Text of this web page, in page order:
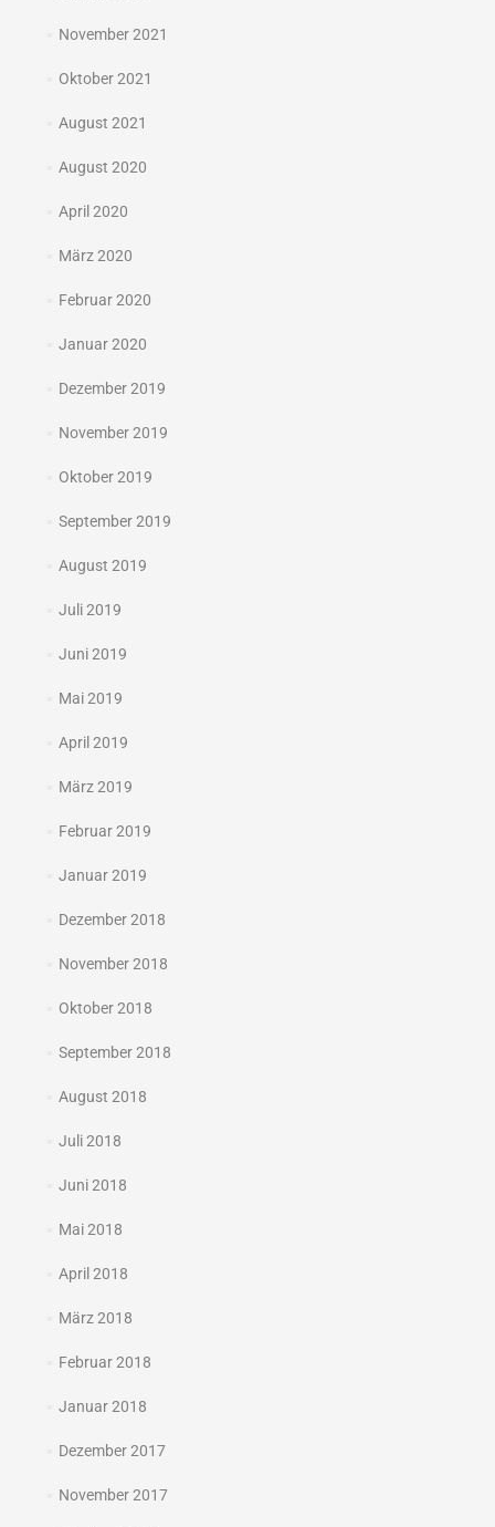
November 2021
Oktober 2021
August 2021
August 2020
April 2020
März 2020
Februar 2020
Januar 2020
Dezember 2019
November 2019
Oktober 2019
September 2019
August 2019
Juli 2019
Juni 2019
Mai 2019
April 2019
März 2019
Februar 2019
Januar 2019
Dezember 2018
November 2018
Oktober 2018
September 2018
August 2018
Juli 2018
Juni 2018
Mai 2018
April 2018
März 2018
Februar 2018
Januar 2018
Dezember 2017
November 2017